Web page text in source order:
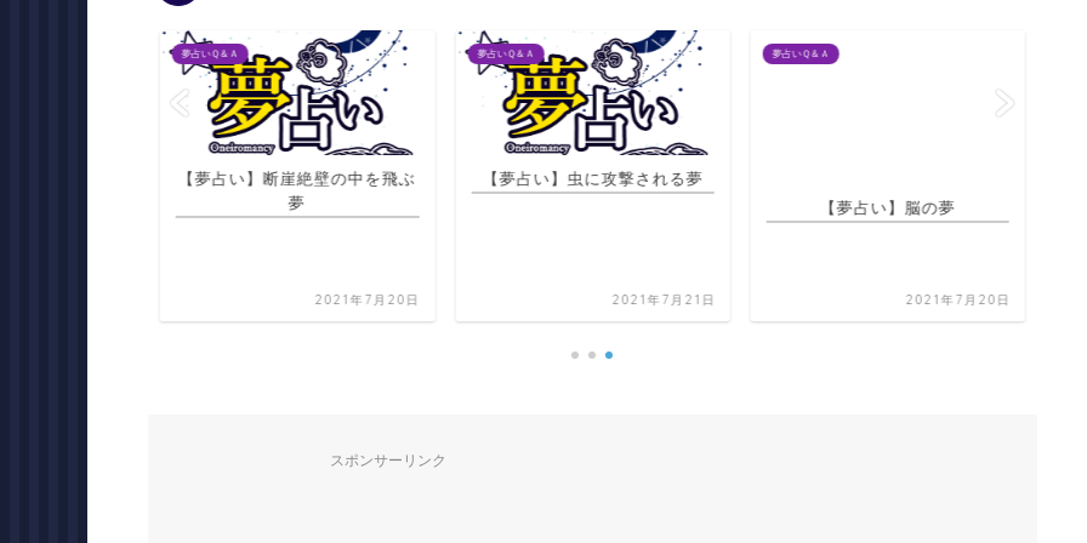
夢占いＱ＆Ａ
【夢占い】断崖絶壁の中を飛ぶ
夢
2021年7月20日
夢占いＱ＆Ａ
【夢占い】虫に攻撃される夢
2021年7月21日
夢占いＱ＆Ａ
2021年7月20日
スポンサーリンク